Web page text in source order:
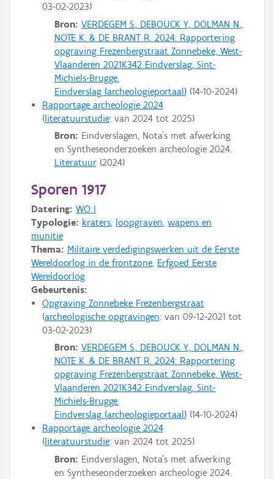
03-02-2023
Bron: VERDEGEM S., DEBOUCK Y., DOLMAN N.,
NOTE K. & DE BRANT R. 2024: Rapportering
opgraving Frezenbergstraat Zonnebeke, West-
Vlaanderen 2021K342 Eindverslag, Sint-
Michiels-Brugge.
Eindverslag (archeologieportaal)(14-10-2024)
Rapportage archeologie 2024
literatuurstudie: van 2024tot 2025
Bron: Eindverslagen, Nota's met afwerking
en Syntheseonderzoeken archeologie 2024.
Literatuur(2024)
Sporen 1917
Datering: WO I
Typologie: kraters, loopgraven, wapens en
munitie
Thema: Militaire verdedigingswerken uit de Eerste
Wereldoorlog in de frontzone, Erfgoed Eerste
Wereldoorlog
Gebeurtenis:
Opgraving Zonnebeke Frezenbergstraat
archeologische opgravingen: van 09-12-2021 tot
03-02-2023
Bron: VERDEGEM S., DEBOUCK Y., DOLMAN N.,
NOTE K. & DE BRANT R. 2024: Rapportering
opgraving Frezenbergstraat Zonnebeke, West-
Vlaanderen 2021K342 Eindverslag, Sint-
Michiels-Brugge.
Eindverslag (archeologieportaal)(14-10-2024)
Rapportage archeologie 2024
literatuurstudie: van 2024tot 2025
Bron: Eindverslagen, Nota's met afwerking
en Syntheseonderzoeken archeologie 2024.